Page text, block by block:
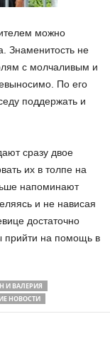
можно
Знаменитость не
с молчаливым и
По его
поддержать и
сразу двое
их в толпе на
напоминают
и не нависая
достаточно
прийти на помощь в
И ВАЛЕРИЯ
НОВОСТИ